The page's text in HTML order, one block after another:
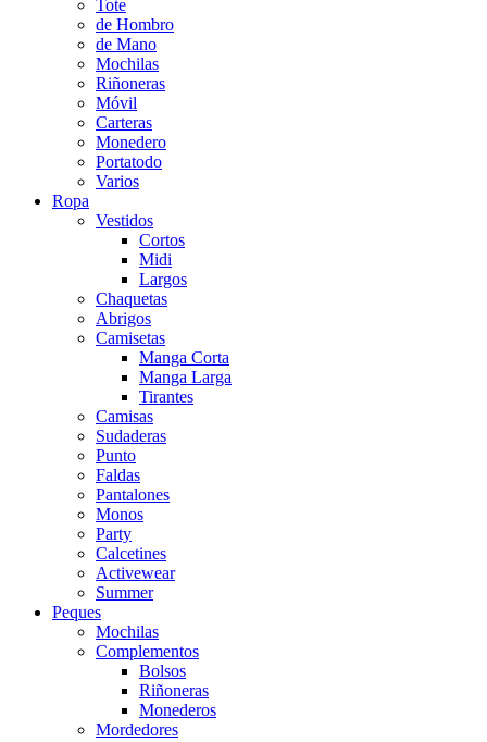
Tote
de Hombro
de Mano
Mochilas
Riñoneras
Móvil
Carteras
Monedero
Portatodo
Varios
Ropa
Vestidos
Cortos
Midi
Largos
Chaquetas
Abrigos
Camisetas
Manga Corta
Manga Larga
Tirantes
Camisas
Sudaderas
Punto
Faldas
Pantalones
Monos
Party
Calcetines
Activewear
Summer
Peques
Mochilas
Complementos
Bolsos
Riñoneras
Monederos
Mordedores